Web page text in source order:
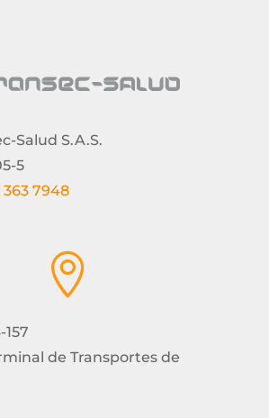
Salud S.A.S.
5
363 7948

157
de Transportes de